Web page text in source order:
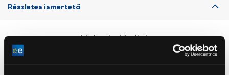
Részletes ismertető
Neked ajánljuk